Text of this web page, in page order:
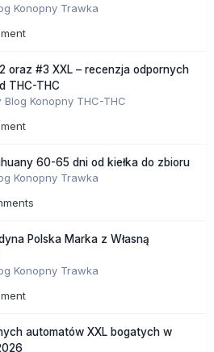
Konopny Trawka
oraz #3 XXL – recenzja odpornych
THC-THC
Blog Konopny THC-THC
60-65 dni od kiełka do zbioru
Konopny Trawka
Polska Marka z Własną
Konopny Trawka
automatów XXL bogatych w